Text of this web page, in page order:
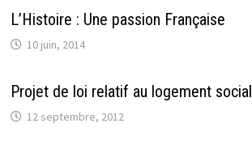
L’Histoire : Une passion Française
10 juin, 2014
Projet de loi relatif au logement social
12 septembre, 2012